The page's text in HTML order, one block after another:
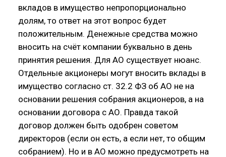
вкладов в имущество непропорционально
долям, то ответ на этот вопрос будет
положительным. Денежные средства можно
вносить на счёт компании буквально в день
принятия решения. Для АО существует нюанс.
Отдельные акционеры могут вносить вклады в
имущество согласно ст. 32.2 ФЗ об АО не на
основании решения собрания акционеров, а на
основании договора с АО. Правда такой
договор должен быть одобрен советом
директоров (если он есть, а если нет, то общим
собранием). Но и в АО можно предусмотреть на